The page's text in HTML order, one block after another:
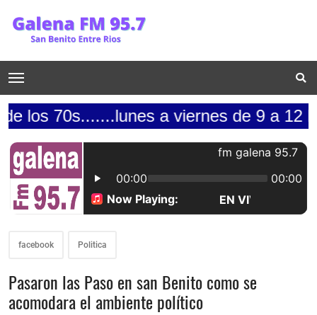
a viernes de 9 a 12 la
facebook Politica
Pasaron las Paso en san Benito como se
acomodara el ambiente político